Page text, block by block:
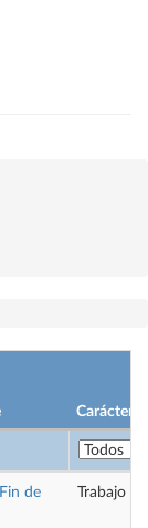
Carácter
Fin de
Trabajo